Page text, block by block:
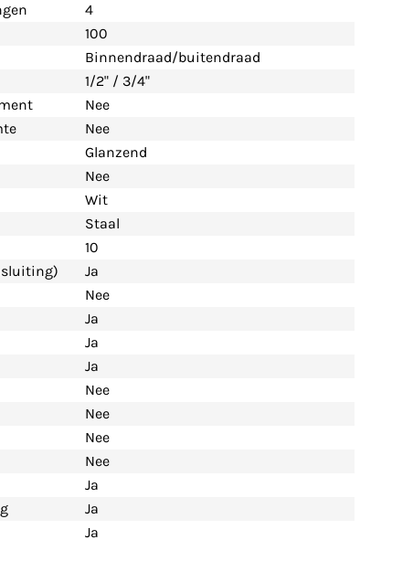
4
100
Binnendraad/buitendraad
1/2" / 3/4"
Nee
Nee
Glanzend
Nee
Wit
Staal
10
Ja
Nee
Ja
Ja
Ja
Nee
Nee
Nee
Nee
Ja
Ja
Ja